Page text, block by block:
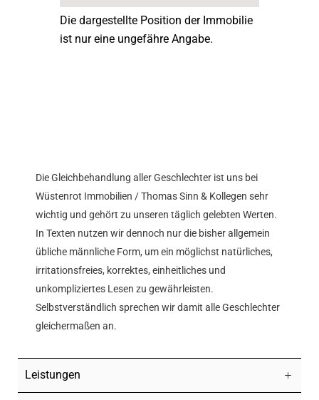
Die dargestellte Position der Immobilie
ist nur eine ungefähre Angabe.
Die Gleichbehandlung aller Geschlechter ist uns bei
Wüstenrot Immobilien / Thomas Sinn & Kollegen sehr
wichtig und gehört zu unseren täglich gelebten Werten.
In Texten nutzen wir dennoch nur die bisher allgemein
übliche männliche Form, um ein möglichst natürliches,
irritationsfreies, korrektes, einheitliches und
unkompliziertes Lesen zu gewährleisten.
Selbstverständlich sprechen wir damit alle Geschlechter
gleichermaßen an.
Leistungen